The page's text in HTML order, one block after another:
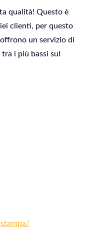
qualità! Questo è
clienti, per questo
un servizio di
i più bassi sul